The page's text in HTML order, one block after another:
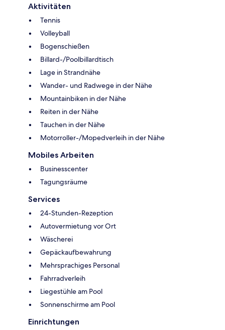
Aktivitäten
Tennis
Volleyball
Bogenschießen
Billard-/Poolbillardtisch
Lage in Strandnähe
Wander- und Radwege in der Nähe
Mountainbiken in der Nähe
Reiten in der Nähe
Tauchen in der Nähe
Motorroller-/Mopedverleih in der Nähe
Mobiles Arbeiten
Businesscenter
Tagungsräume
Services
24-Stunden-Rezeption
Autovermietung vor Ort
Wäscherei
Gepäckaufbewahrung
Mehrsprachiges Personal
Fahrradverleih
Liegestühle am Pool
Sonnenschirme am Pool
Einrichtungen